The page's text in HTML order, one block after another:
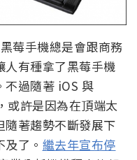
莓手機總是會跟商務
人有種拿了黑莓手機
不過隨著 iOS 與
許是因為在頂端太
著趨勢不斷發展下
了。 繼去年宣布停